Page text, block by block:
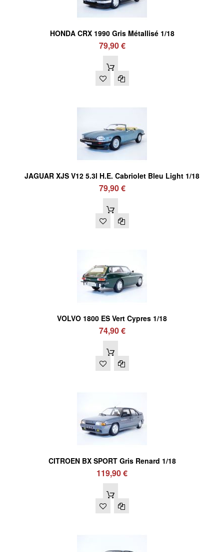
HONDA CRX 1990 Gris Métallisé 1/18
79,90 €
JAGUAR XJS V12 5.3l H.E. Cabriolet Bleu Light 1/18
79,90 €
VOLVO 1800 ES Vert Cypres 1/18
74,90 €
CITROEN BX SPORT Gris Renard 1/18
119,90 €